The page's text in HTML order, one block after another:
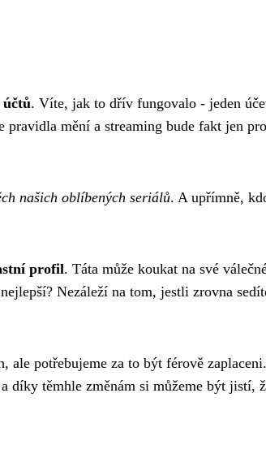
účtů. Víte, jak to dřív fungovalo - jeden
mění a streaming bude fakt jen
našich oblíbených seriálů. A upřímně,
profil. Táta může koukat na své
Nezáleží na tom, jestli zrovna
potřebujeme za to být férově
díky těmhle změnám si můžeme být jistí,